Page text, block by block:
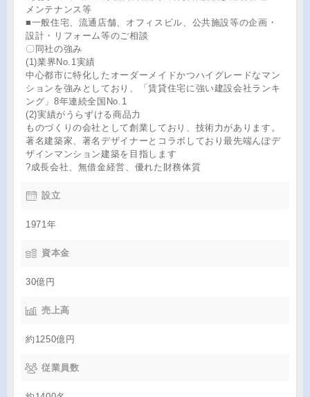
メンテナンス等
■一般住宅、流通店舗、オフィスビル、公共施設等の企画・
設計・リフォーム等のご相談
〇同社の強み
(1)業界No.1実績
中心都市に特化したオーダーメイドかつハイグレードなマン
ションを強みとしており、「賃貸住宅に強い建設会社ランキ
ング」8年連続全国No.1
(2)実績がうらずける商品力
ものづくりの会社として創業しており、技術力があります。
著名建築家、著名デザイナーとコラボしており最先端んぽデ
ザインマンション建築を目指します
?成長会社、無借金経営、優れた財務体質
設立
1971年
資本金
30億円
売上高
約1250億円
従業員数